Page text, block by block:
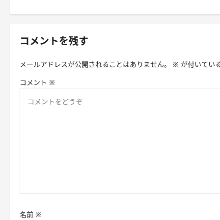
ゲ
ョ
コメントを残す
メールアドレスが公開されることはありません。 ※ が付いてい
コメント ※
名前 ※